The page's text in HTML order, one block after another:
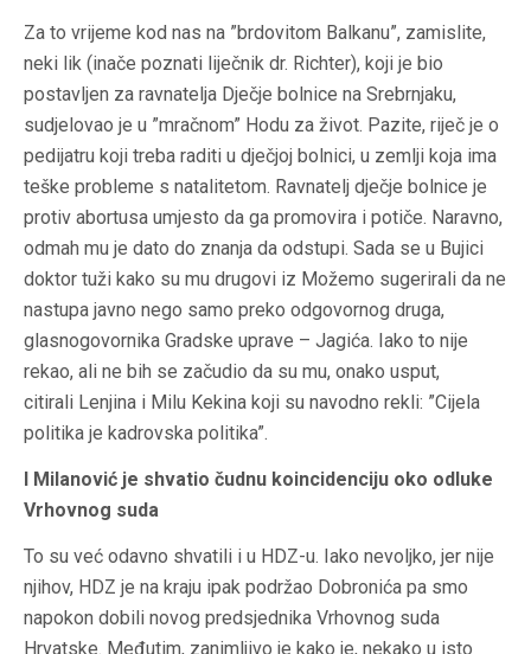
Za to vrijeme kod nas na ”brdovitom Balkanu”, zamislite,
neki lik (inače poznati liječnik dr. Richter), koji je bio
postavljen za ravnatelja Dječje bolnice na Srebrnjaku,
sudjelovao je u ”mračnom” Hodu za život. Pazite, riječ je o
pedijatru koji treba raditi u dječjoj bolnici, u zemlji koja ima
teške probleme s natalitetom. Ravnatelj dječje bolnice je
protiv abortusa umjesto da ga promovira i potiče. Naravno,
odmah mu je dato do znanja da odstupi. Sada se u Bujici
doktor tuži kako su mu drugovi iz Možemo sugerirali da ne
nastupa javno nego samo preko odgovornog druga,
glasnogovornika Gradske uprave – Jagića. Iako to nije
rekao, ali ne bih se začudio da su mu, onako usput,
citirali Lenjina i Milu Kekina koji su navodno rekli: ”Cijela
politika je kadrovska politika”.
I Milanović je shvatio čudnu koincidenciju oko odluke
Vrhovnog suda
To su već odavno shvatili i u HDZ-u. Iako nevoljko, jer nije
njihov, HDZ je na kraju ipak podržao Dobronića pa smo
napokon dobili novog predsjednika Vrhovnog suda
Hrvatske. Međutim, zanimljivo je kako je, nekako u isto